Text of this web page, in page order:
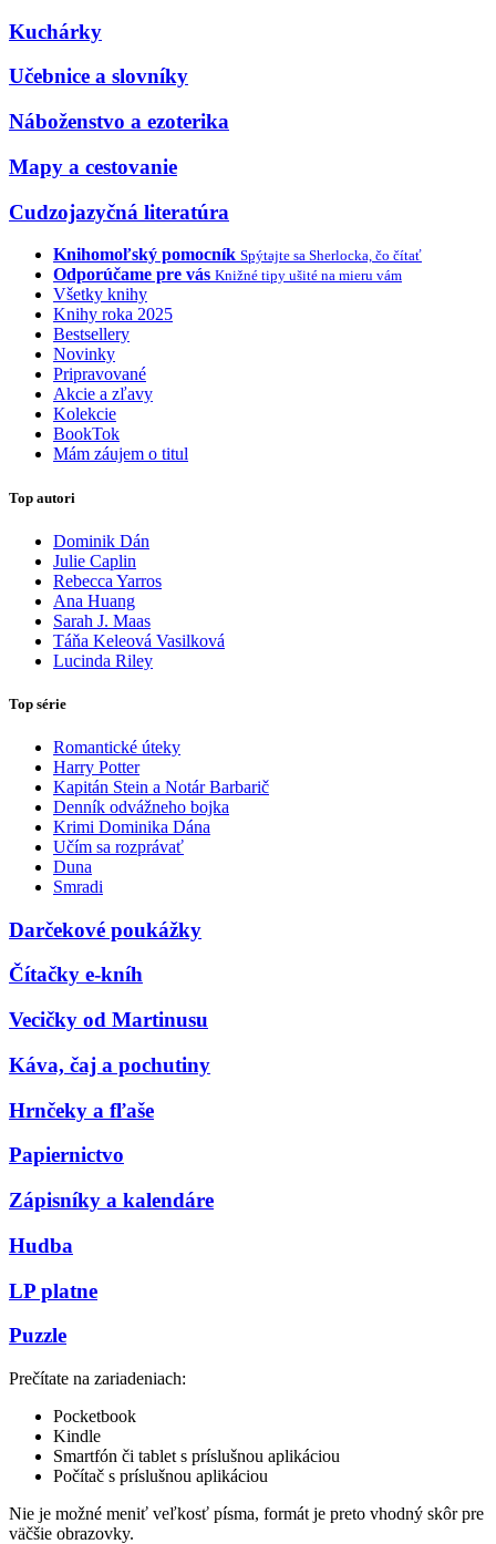
Kuchárky
Učebnice a slovníky
Náboženstvo a ezoterika
Mapy a cestovanie
Cudzojazyčná literatúra
Knihomoľský pomocník Spýtajte sa Sherlocka, čo čítať
Odporúčame pre vás Knižné tipy ušité na mieru vám
Všetky knihy
Knihy roka 2025
Bestsellery
Novinky
Pripravované
Akcie a zľavy
Kolekcie
BookTok
Mám záujem o titul
Top autori
Dominik Dán
Julie Caplin
Rebecca Yarros
Ana Huang
Sarah J. Maas
Táňa Keleová Vasilková
Lucinda Riley
Top série
Romantické úteky
Harry Potter
Kapitán Stein a Notár Barbarič
Denník odvážneho bojka
Krimi Dominika Dána
Učím sa rozprávať
Duna
Smradi
Darčekové poukážky
Čítačky e-kníh
Vecičky od Martinusu
Káva, čaj a pochutiny
Hrnčeky a fľaše
Papiernictvo
Zápisníky a kalendáre
Hudba
LP platne
Puzzle
Prečítate na zariadeniach:
Pocketbook
Kindle
Smartfón či tablet s príslušnou aplikáciou
Počítač s príslušnou aplikáciou
Nie je možné meniť veľkosť písma, formát je preto vhodný skôr pre
väčšie obrazovky.